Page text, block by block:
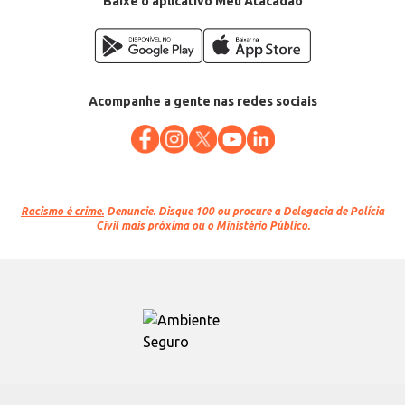
Acompanhe a gente nas redes sociais
Racismo é crime. Denuncie. Disque 100 ou procure a Delegacia de Polícia
Civil mais próxima ou o Ministério Público.